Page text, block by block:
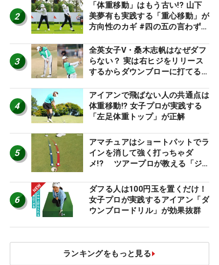
2
「体重移動」はもう古い!? 山下
美夢有も実践する「重心移動」が
方向性のカギ #四の五の言わず振
3
全英女子V・桑木志帆はなぜダフ
らない？ 実は右ヒジをリリース
するからダウンブローに打てる #
4
アイアンで飛ばない人の共通点は
体重移動!? 女子プロが実践する
「左足体重トップ」が正解
5
アマチュアはショートパットでラ
インを消して強く打っちゃダ
メ!? ツアープロが教える「ジ
減するワケ
6
ダフる人は100円玉を置くだけ！
女子プロが実践するアイアン「ダ
ウンブロードリル」が効果抜群
ランキングをもっと見る